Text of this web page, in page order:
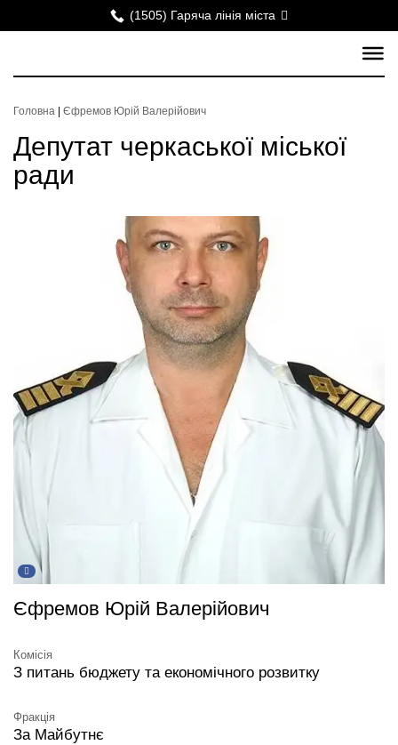
(1505) Гаряча лінія міста
Головна Єфремов Юрій Валерійович
Депутат черкаської міської
ради
Єфремов Юрій Валерійович
Комісія
З питань бюджету та економічного розвитку
Фракція
За Майбутнє